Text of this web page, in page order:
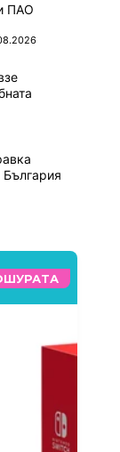
ПАО